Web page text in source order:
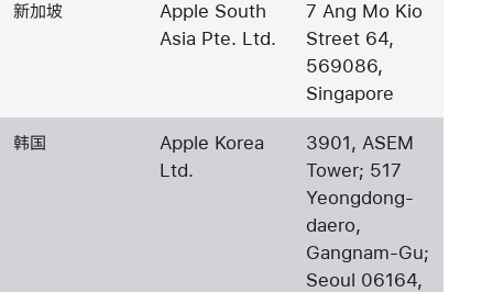
新加坡
Apple South
Asia Pte. Ltd.
7 Ang Mo Kio
Street 64,
569086,
Singapore
韩国
Apple Korea
Ltd.
3901, ASEM
Tower; 517
Yeongdong-
daero,
Gangnam-Gu;
Seoul 06164,